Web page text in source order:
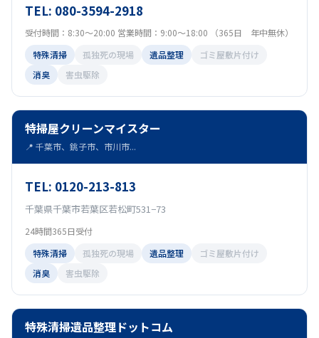
TEL: 080-3594-2918
受付時間：8:30～20:00 営業時間：9:00～18:00 （365日 年中無休）
特殊清掃
孤独死の現場 遺品整理
ゴミ屋敷片付け
消臭
害虫駆除
特掃屋クリーンマイスター
📍 千葉市、銚子市、市川市...
TEL: 0120-213-813
千葉県千葉市若葉区若松町531−73
24時間365日受付
特殊清掃
孤独死の現場 遺品整理
ゴミ屋敷片付け
消臭
害虫駆除
特殊清掃遺品整理ドットコム